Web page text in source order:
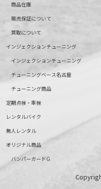
商品在庫
販売保証について
買取について
インジェクションチューニング
インジェクションチューニング
チューニングベース名古屋
チューニング商品
定期点検・車検
レンタルバイク
無人レンタル
オリジナル商品
バンパーガードG